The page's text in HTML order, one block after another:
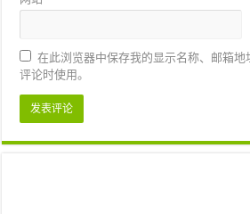
在此浏览器中保存我的显示名称、邮箱
评论时使用。